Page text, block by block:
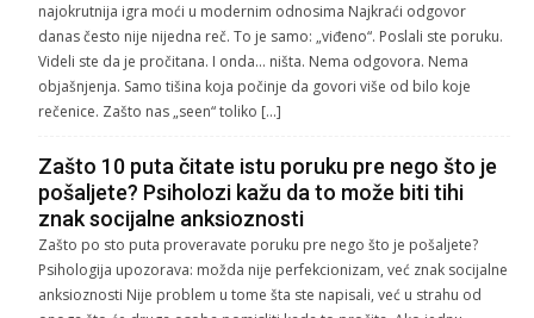
najokrutnija igra moći u modernim odnosima Najkraći odgovor
danas često nije nijedna reč. To je samo: „viđeno“. Poslali ste poruku.
Videli ste da je pročitana. I onda… ništa. Nema odgovora. Nema
objašnjenja. Samo tišina koja počinje da govori više od bilo koje
rečenice. Zašto nas „seen“ toliko […]
Zašto 10 puta čitate istu poruku pre nego što je
pošaljete? Psiholozi kažu da to može biti tihi
znak socijalne anksioznosti
Zašto po sto puta proveravate poruku pre nego što je pošaljete?
Psihologija upozorava: možda nije perfekcionizam, već znak socijalne
anksioznosti Nije problem u tome šta ste napisali, već u strahu od